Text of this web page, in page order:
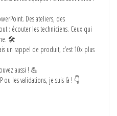
Des ateliers, des
: écouter les techniciens. Ceux qui
🛠️
un rappel de produit, c’est 10x plus
aussi ! 💪
ou les validations, je suis là ! 👇